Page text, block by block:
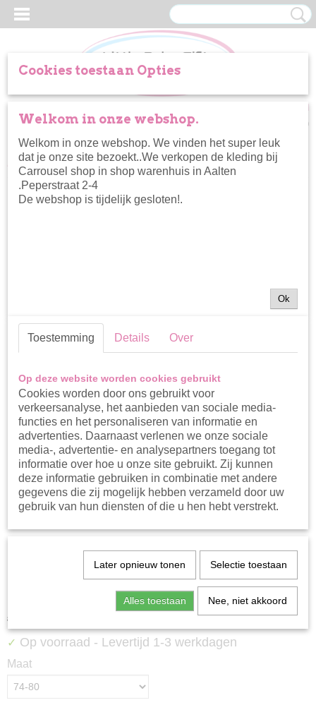
(0)
Home> Zwemkleding>Dirkje zwemshort met dino’s
Dirkje zwemshort met
€ 17,99
✓ Op voorraad - Levertijd 1-3 werkdagen
Maat
Cookies toestaan Opties
Welkom in onze webshop.
Welkom in onze webshop. We vinden het super leuk
dat je onze site bezoekt..We verkopen de kleding bij
Carrousel shop in shop warenhuis in Aalten
.Peperstraat 2-4
De webshop is tijdelijk gesloten!.
Ok
Toestemming Details Over
Op deze website worden cookies gebruikt
Cookies worden door ons gebruikt voor
verkeersanalyse, het aanbieden van sociale media-
functies en het personaliseren van informatie en
advertenties. Daarnaast verlenen we onze sociale
media-, advertentie- en analysepartners toegang tot
informatie over hoe u onze site gebruikt. Zij kunnen
deze informatie gebruiken in combinatie met andere
gegevens die zij mogelijk hebben verzameld door uw
gebruik van hun diensten of die u hen hebt verstrekt.
Later opnieuw tonen Selectie toestaan
Alles toestaan Nee, niet akkoord